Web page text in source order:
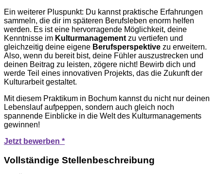
Ein weiterer Pluspunkt: Du kannst praktische Erfahrungen
sammeln, die dir im späteren Berufsleben enorm helfen
werden. Es ist eine hervorragende Möglichkeit, deine
Kenntnisse im Kulturmanagement zu vertiefen und
gleichzeitig deine eigene Berufsperspektive zu erweitern.
Also, wenn du bereit bist, deine Fühler auszustrecken und
deinen Beitrag zu leisten, zögere nicht! Bewirb dich und
werde Teil eines innovativen Projekts, das die Zukunft der
Kulturarbeit gestaltet.
Mit diesem Praktikum in Bochum kannst du nicht nur deinen
Lebenslauf aufpeppen, sondern auch gleich noch
spannende Einblicke in die Welt des Kulturmanagements
gewinnen!
Jetzt bewerben *
Vollständige Stellenbeschreibung